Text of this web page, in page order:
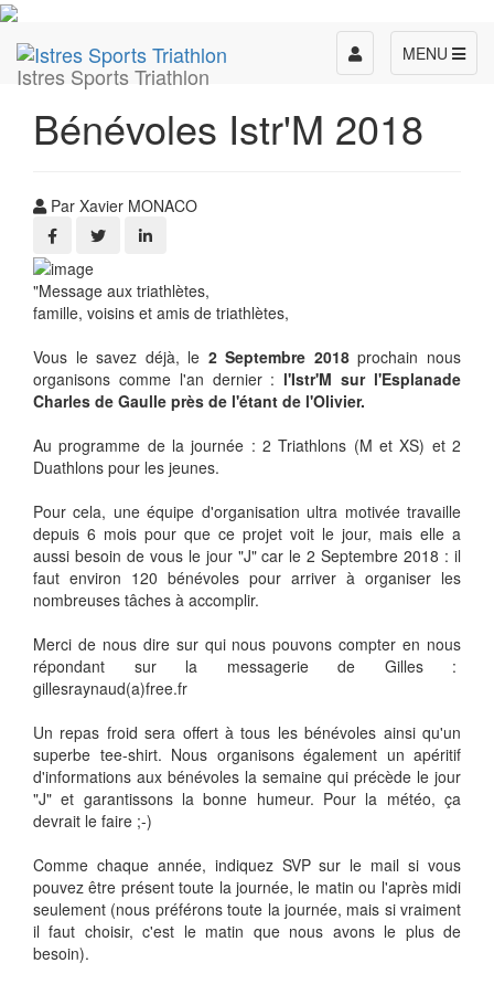
Istres Sports Triathlon
MENU
Toggle
navigation
Bénévoles Istr'M 2018
Par Xavier MONACO
"Message aux triathlètes,
famille, voisins et amis de triathlètes,
Vous le savez déjà, le 2 Septembre 2018prochain nous
organisons comme l'an dernier : l'Istr'M sur l'Esplanade
Charles de Gaulle près de l'étant de l'Olivier.
Au programme de la journée : 2 Triathlons (M et XS) et 2
Duathlons pour les jeunes.
Pour cela, une équipe d'organisation ultra motivée travaille
depuis 6 mois pour que ce projet voit le jour, mais elle a
aussi besoin de vous le jour "J" car le 2 Septembre 2018 : il
faut environ 120 bénévoles pour arriver à organiser les
nombreuses tâches à accomplir.
Merci de nous dire sur qui nous pouvons compter en nous
répondant sur la messagerie de Gilles :
gillesraynaud(a)free.fr
Un repas froid sera offert à tous les bénévoles ainsi qu'un
superbe tee-shirt. Nous organisons également un apéritif
d'informations aux bénévoles la semaine qui précède le jour
"J" et garantissons la bonne humeur. Pour la météo, ça
devrait le faire ;-)
Comme chaque année, indiquez SVP sur le mail si vous
pouvez être présent toute la journée, le matin ou l'après midi
seulement (nous préférons toute la journée, mais si vraiment
il faut choisir, c'est le matin que nous avons le plus de
besoin).